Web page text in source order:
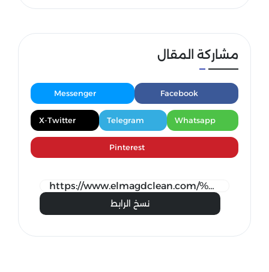
مشاركة المقال
Facebook
Messenger
Whatsapp
Telegram
X-Twitter
Pinterest
نسخ الرابط